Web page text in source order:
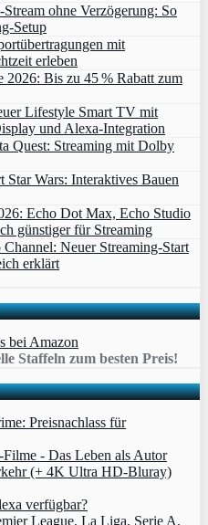
ohne Verzögerung: So
Setup
mit
erleben
2026: Bis zu 45 % Rabatt zum
Lifestyle Smart TV mit
und Alexa‑Integration
Quest: Streaming mit Dolby
Wars: Interaktives Bauen
Echo Dot Max, Echo Studio
günstiger für Streaming
Neuer Streaming‑Start
erklärt
Staffeln zum besten Preis!
Preisnachlass für
- Das Leben als Autor
(+ 4K Ultra HD-Bluray)
verfügbar?
League, La Liga, Serie A,